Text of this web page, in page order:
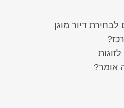
לבחירת דיור מוגן
אומר?